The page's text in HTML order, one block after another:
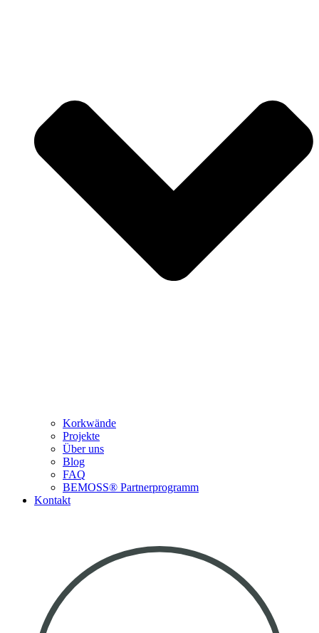
Korkwände
Projekte
Über uns
Blog
FAQ
BEMOSS® Partnerprogramm​
Kontakt